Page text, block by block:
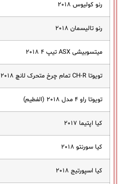
رنو کولیوس ۲۰۱۸
رنو تالیسمان ۲۰۱۸
میتسوبیشی ASX تیپ ۴ ۲۰۱۸
تویوتا CH-R تمام چرخ متحرک لانچ ۲۰۱۸
تویوتا راو ۴ مدل ۲۰۱۸ (الفطیم)
کیا اپتیما ۲۰۱۷
کیا سورنتو ۲۰۱۸
کیا اسپورتیج ۲۰۱۸